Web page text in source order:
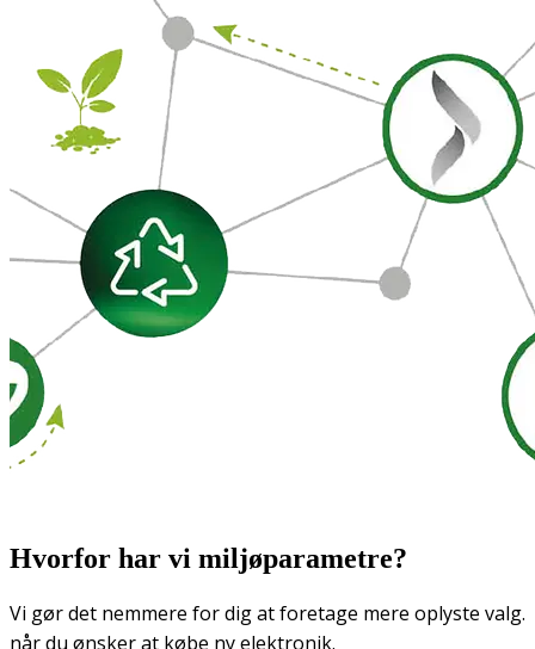
Hvorfor har vi miljøparametre?
Vi gør det nemmere for dig at foretage mere oplyste valg.
når du ønsker at købe ny elektronik.